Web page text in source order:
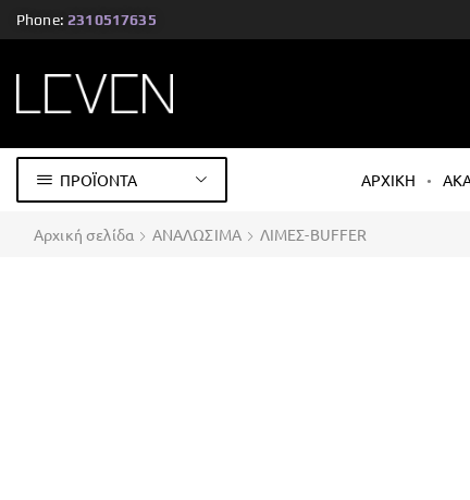
Phone: 2310517635
ΠΡΟΪΟΝΤΑ ΑΡΧΙΚΗ
Αρχική σελίδα ΑΝΑΛΩΣΙΜΑ ΛΙΜΕΣ-BUFFER